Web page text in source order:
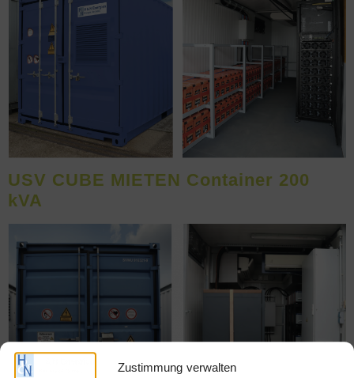
Zustimmung verwalten
USV CUBE MIETEN Container 200
kVA